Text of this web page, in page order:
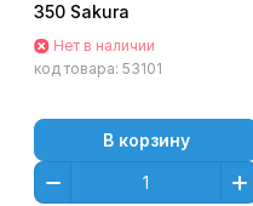
350 Sakura
Нет в наличии
код товара: 53101
В корзину